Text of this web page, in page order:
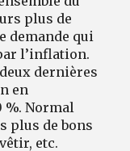
plus de
demande qui
l’inflation.
dernières
en
%. Normal
plus de bons
etc.